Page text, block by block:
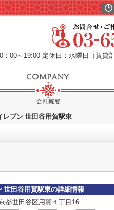
：00～19:00 定休日：水曜日（賃貸
レブン 世田谷用賀駅東
世田谷用賀駅東の詳細情報
都世田谷区用賀４丁目16